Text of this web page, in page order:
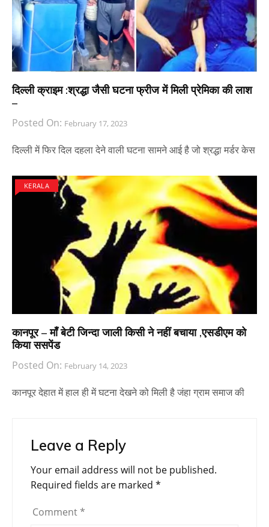
दिल्ली क्राइम :श्रद्धा जैसी घटना फ्रीज में मिली प्रेमिका की लाश
–
Posted On: February 17, 2023
दिल्ली में फिर दिल दहला देने वाली घटना सामने आई है जो श्रद्धा मर्डर केस
KERALA
कानपूर – माँ बेटी जिन्दा जाली किसी ने नहीं बचाया ,एसडीएम को
किया ससपेंड
Posted On: February 14, 2023
कानपूर देहात में हाल ही में घटना देखने को मिली है जंहा ग्राम समाज की
Leave a Reply
Your email address will not be published.
Required fields are marked *
Comment *